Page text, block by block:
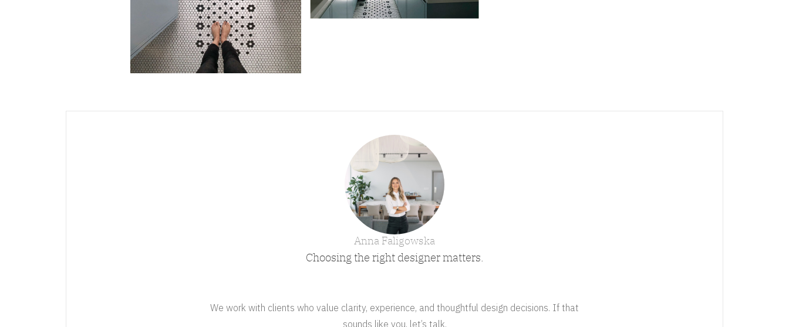
Anna Faligowska
Choosing the right designer matters.
We work with clients who value clarity, experience, and thoughtful design decisions. If that
sounds like you, let’s talk.